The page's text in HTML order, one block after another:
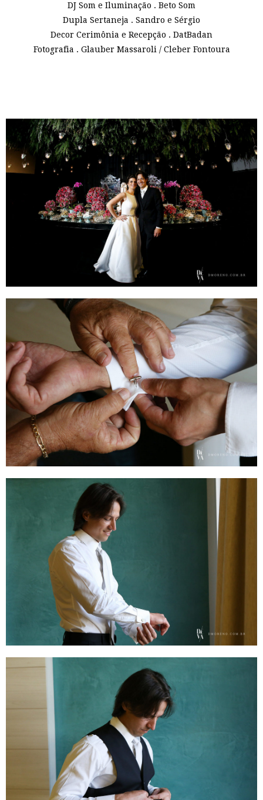
DJ Som e Iluminação . Beto Som
Dupla Sertaneja . Sandro e Sérgio
Decor Cerimônia e Recepção . DatBadan
Fotografia . Glauber Massaroli / Cleber Fontoura